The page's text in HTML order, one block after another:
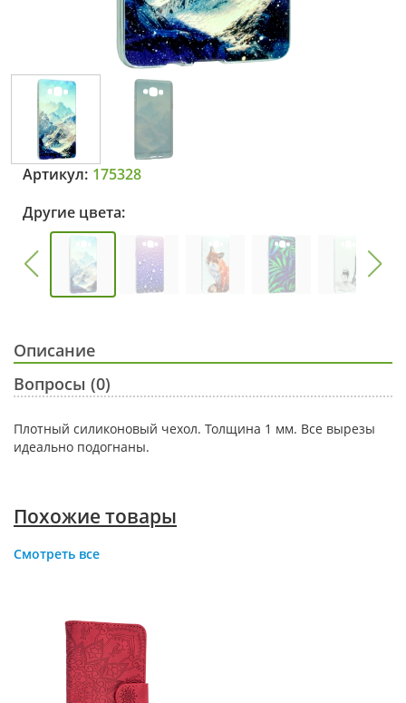
Артикул: 175328
Другие цвета:
Описание
Вопросы (0)
Плотный силиконовый чехол. Толщина 1 мм. Все вырезы
идеально подогнаны.
Похожие товары
Смотреть все